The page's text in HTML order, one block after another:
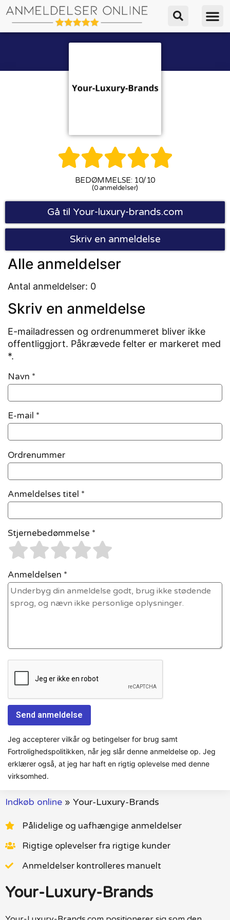

BEDØMMELSE: 10/10
(0 anmeldelser)
Gå til Your-luxury-brands.com
Skriv en anmeldelse
Alle anmeldelser
Antal anmeldelser: 0
Skriv en anmeldelse
E-mailadressen og ordrenummeret bliver ikke
offentliggjort. Påkrævede felter er markeret med
*.
Navn *
E-mail *
Ordrenummer
Anmeldelses titel *
Stjernebedømmelse *
Anmeldelsen *
Jeg accepterer vilkår og betingelser for brug samt
Fortrolighedspolitikken, når jeg slår denne anmeldelse op. Jeg
erklærer også, at jeg har haft en rigtig oplevelse med denne
virksomhed.
Indkøb online » Your-Luxury-Brands
Pålidelige og uafhængige anmeldelser
Rigtige oplevelser fra rigtige kunder
Anmeldelser kontrolleres manuelt
Your-Luxury-Brands